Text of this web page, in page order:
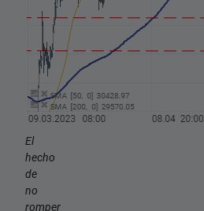
El
hecho
de
no
romper